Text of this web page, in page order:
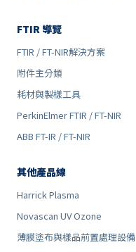
FTIR 導覽
FTIR / FT-NIR解決方案
附件主分類
耗材與製樣工具
PerkinElmer FTIR / FT-NIR
ABB FT-IR / FT-NIR
其他產品線
Harrick Plasma
Novascan UV Ozone
薄膜塗布與樣品前置處理設備